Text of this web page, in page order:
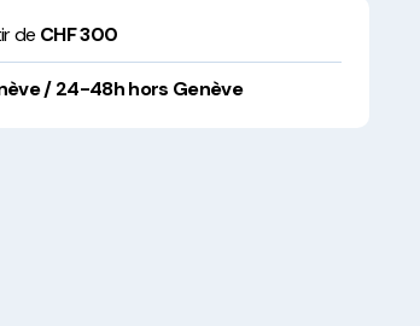
krafts fabriqués
Europe
de CHF 300
/ 24-48h hors Genève